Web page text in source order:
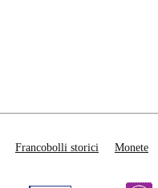
Francobolli storici
Monete